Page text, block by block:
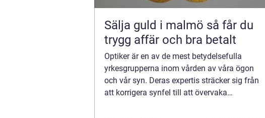
Sälja guld i malmö så får du
trygg affär och bra betalt
Optiker är en av de mest betydelsefulla
yrkesgrupperna inom vården av våra ögon
och vår syn. Deras expertis sträcker sig från
att korrigera synfel till att övervaka